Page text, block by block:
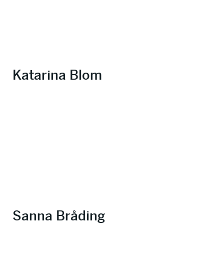
Katarina Blom
Sanna Bråding